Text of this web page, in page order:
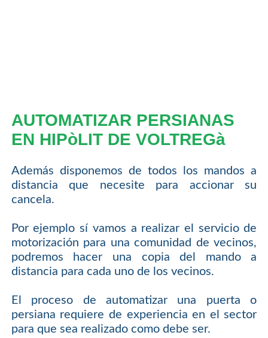
AUTOMATIZAR PERSIANAS
EN HIPòLIT DE VOLTREGà
Además disponemos de todos los mandos a
distancia que necesite para accionar su
cancela.
Por ejemplo sí vamos a realizar el servicio de
motorización para una comunidad de vecinos,
podremos hacer una copia del mando a
distancia para cada uno de los vecinos.
El proceso de automatizar una puerta o
persiana requiere de experiencia en el sector
para que sea realizado como debe ser.